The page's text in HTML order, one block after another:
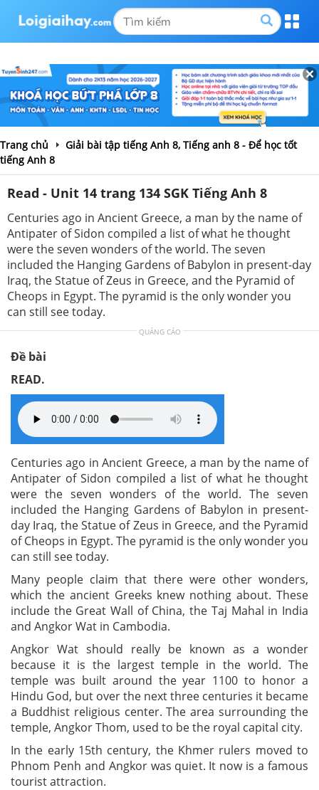
Trang chủ
Giải bài tập tiếng Anh 8, Tiếng anh 8 - Để học tốt
tiếng Anh 8
Read - Unit 14 trang 134 SGK Tiếng Anh 8
Centuries ago in Ancient Greece, a man by the name of
Antipater of Sidon compiled a list of what he thought
were the seven wonders of the world. The seven
included the Hanging Gardens of Babylon in present-day
Iraq, the Statue of Zeus in Greece, and the Pyramid of
Cheops in Egypt. The pyramid is the only wonder you
can still see today.
QUẢNG CÁO
Đề bài
READ.
Centuries ago in Ancient Greece, a man by the name of
Antipater of Sidon compiled a list of what he thought
were the seven wonders of the world. The seven
included the Hanging Gardens of Babylon in present-
day Iraq, the Statue of Zeus in Greece, and the Pyramid
of Cheops in Egypt. The pyramid is the only wonder you
can still see today.
Many people claim that there were other wonders,
which the ancient Greeks knew nothing about. These
include the Great Wall of China, the Taj Mahal in India
and Angkor Wat in Cambodia.
Angkor Wat should really be known as a wonder
because it is the largest temple in the world. The
temple was built around the year 1100 to honor a
Hindu God, but over the next three centuries it became
a Buddhist religious center. The area surrounding the
temple, Angkor Thom, used to be the royal capital city.
In the early 15th century, the Khmer rulers moved to
Phnom Penh and Angkor was quiet. It now is a famous
tourist attraction.